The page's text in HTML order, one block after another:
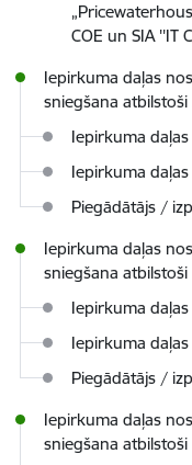
COE un SIA ''IT
Iepirkuma daļas
sniegšana
Iepirkuma
Iepirkuma
Piegādātājs /
Iepirkuma daļas
sniegšana
Iepirkuma
Iepirkuma
Piegādātājs /
Iepirkuma daļas
sniegšana